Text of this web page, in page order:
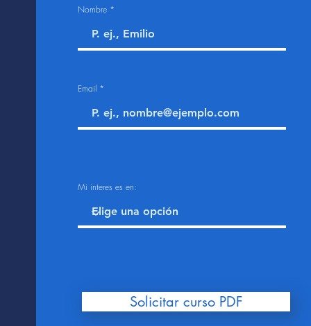
Nombre
Email
Mi interes es en:
Solicitar curso PDF